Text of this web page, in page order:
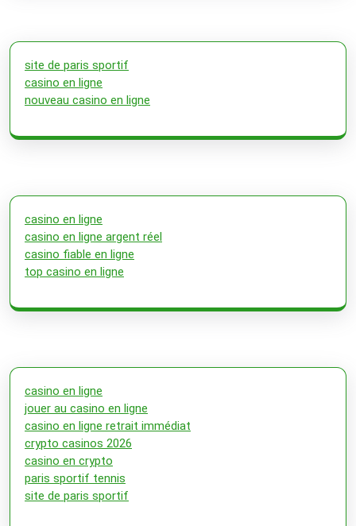
site de paris sportif
casino en ligne
nouveau casino en ligne
casino en ligne
casino en ligne argent réel
casino fiable en ligne
top casino en ligne
casino en ligne
jouer au casino en ligne
casino en ligne retrait immédiat
crypto casinos 2026
casino en crypto
paris sportif tennis
site de paris sportif